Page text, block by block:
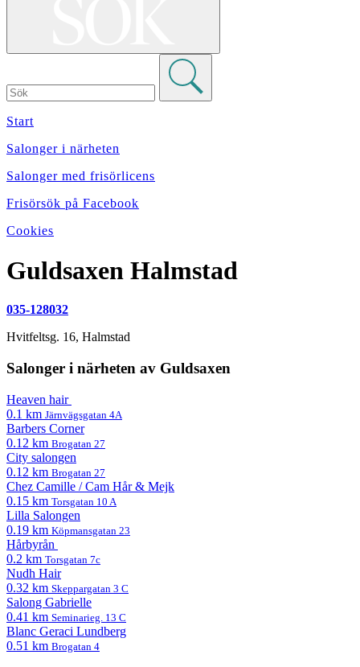
Start
Salonger i närheten
Salonger med frisörlicens
Frisörsök på Facebook
Cookies
Guldsaxen Halmstad
035-128032
Hvitfeltsg. 16, Halmstad
Salonger i närheten av Guldsaxen
Heaven hair
0.1 km Järnvägsgatan 4A
Barbers Corner
0.12 km Brogatan 27
City salongen
0.12 km Brogatan 27
Chez Camille / Cam Hår & Mejk
0.15 km Torsgatan 10 A
Lilla Salongen
0.19 km Köpmansgatan 23
Hårbyrån
0.2 km Torsgatan 7c
Nudh Hair
0.32 km Skeppargatan 3 C
Salong Gabrielle
0.41 km Seminarieg. 13 C
Blanc Geraci Lundberg
0.51 km Brogatan 4